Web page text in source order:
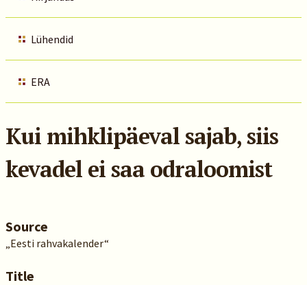
Lühendid
ERA
Kui mihklipäeval sajab, siis
kevadel ei saa odraloomist
Source
„Eesti rahvakalender“
Title